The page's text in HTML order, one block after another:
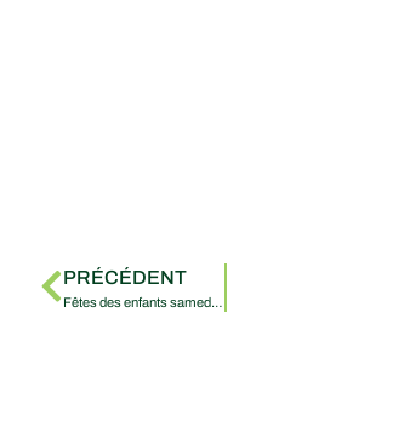
PRÉCÉDENT
Fêtes des enfants samedi 4 juillet 2026 à la Chapelle-Gonaguet